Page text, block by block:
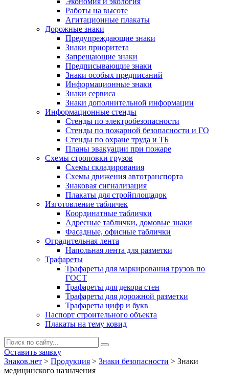
Работы на высоте
Агитационные плакаты
Дорожные знаки
Предупреждающие знаки
Знаки приоритета
Запрещающие знаки
Предписывающие знаки
Знаки особых предписаний
Информационные знаки
Знаки сервиса
Знаки дополнительной информации
Информационные стенды
Стенды по электробезопасности
Стенды по пожарной безопасности и ГО
Стенды по охране труда и ТБ
Планы эвакуации при пожаре
Схемы строповки грузов
Схемы складирования
Схемы движения автотранспорта
Знаковая сигнализация
Плакаты для стройплощадок
Изготовление табличек
Координатные таблички
Адресные таблички, домовые знаки
Фасадные, офисные таблички
Оградительная лента
Напольная лента для разметки
Трафареты
Трафареты для маркирования грузов по
ГОСТ
Трафареты для декора стен
Трафареты для дорожной разметки
Трафареты цифр и букв
Паспорт строительного объекта
Плакаты на тему ковид
Оставить заявку
Знаков.нет > Продукция > Знаки безопасности > Знаки
медицинского назначения